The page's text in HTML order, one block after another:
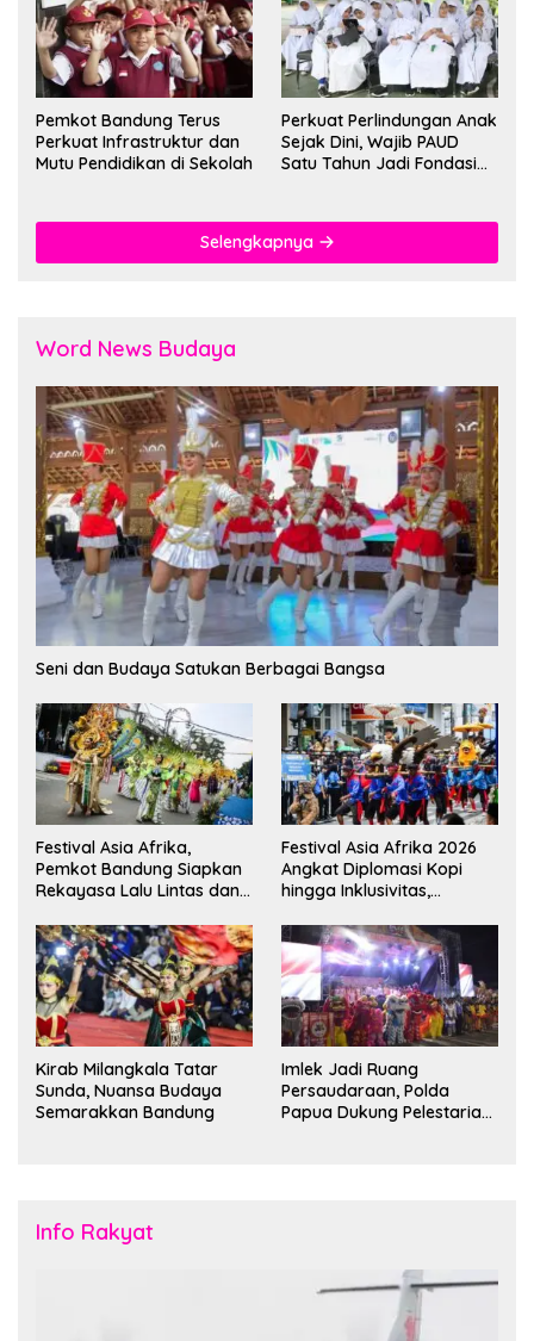
Pemkot Bandung Terus
Perkuat Infrastruktur dan
Mutu Pendidikan di Sekolah
Perkuat Perlindungan Anak
Sejak Dini, Wajib PAUD
Satu Tahun Jadi Fondasi
Selengkapnya
Word News Budaya
Seni dan Budaya Satukan Berbagai Bangsa
Festival Asia Afrika,
Pemkot Bandung Siapkan
Rekayasa Lalu Lintas dan
Festival Asia Afrika 2026
Angkat Diplomasi Kopi
hingga Inklusivitas,
Duta Besar
Kirab Milangkala Tatar
Sunda, Nuansa Budaya
Semarakkan Bandung
Imlek Jadi Ruang
Persaudaraan, Polda
Papua Dukung Pelestarian
Info Rakyat